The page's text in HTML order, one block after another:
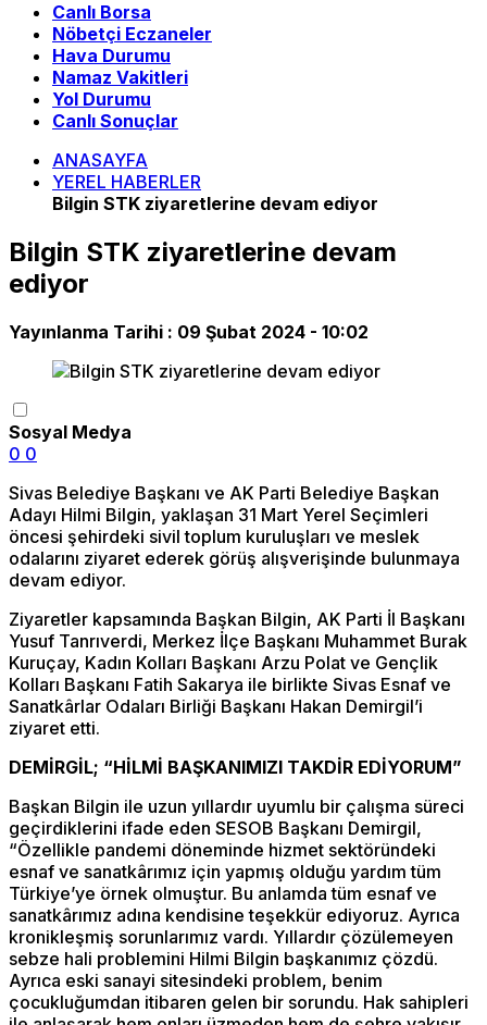
Canlı Borsa
Nöbetçi Eczaneler
Hava Durumu
Namaz Vakitleri
Yol Durumu
Canlı Sonuçlar
ANASAYFA
YEREL HABERLER
Bilgin STK ziyaretlerine devam ediyor
Bilgin STK ziyaretlerine devam
ediyor
Yayınlanma Tarihi : 09 Şubat 2024 - 10:02
Sosyal Medya
0 0
Sivas Belediye Başkanı ve AK Parti Belediye Başkan
Adayı Hilmi Bilgin, yaklaşan 31 Mart Yerel Seçimleri
öncesi şehirdeki sivil toplum kuruluşları ve meslek
odalarını ziyaret ederek görüş alışverişinde bulunmaya
devam ediyor.
Ziyaretler kapsamında Başkan Bilgin, AK Parti İl Başkanı
Yusuf Tanrıverdi, Merkez İlçe Başkanı Muhammet Burak
Kuruçay, Kadın Kolları Başkanı Arzu Polat ve Gençlik
Kolları Başkanı Fatih Sakarya ile birlikte Sivas Esnaf ve
Sanatkârlar Odaları Birliği Başkanı Hakan Demirgil’i
ziyaret etti.
DEMİRGİL; “HİLMİ BAŞKANIMIZI TAKDİR EDİYORUM”
Başkan Bilgin ile uzun yıllardır uyumlu bir çalışma süreci
geçirdiklerini ifade eden SESOB Başkanı Demirgil,
“Özellikle pandemi döneminde hizmet sektöründeki
esnaf ve sanatkârımız için yapmış olduğu yardım tüm
Türkiye’ye örnek olmuştur. Bu anlamda tüm esnaf ve
sanatkârımız adına kendisine teşekkür ediyoruz. Ayrıca
kronikleşmiş sorunlarımız vardı. Yıllardır çözülemeyen
sebze hali problemini Hilmi Bilgin başkanımız çözdü.
Ayrıca eski sanayi sitesindeki problem, benim
çocukluğumdan itibaren gelen bir sorundu. Hak sahipleri